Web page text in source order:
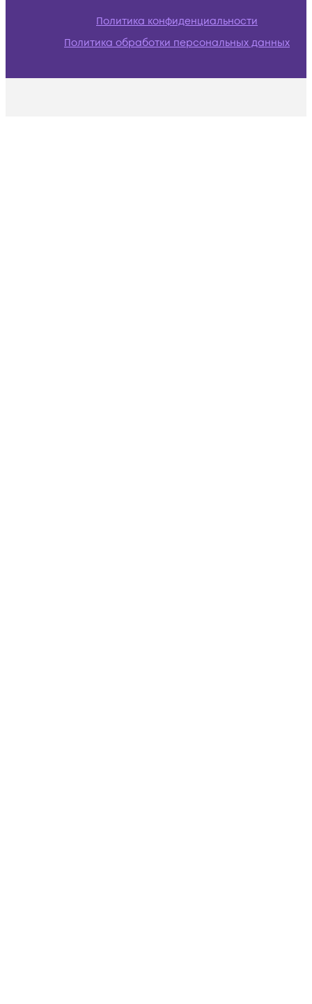
Политика конфиденциальности
Политика обработки персональных данных